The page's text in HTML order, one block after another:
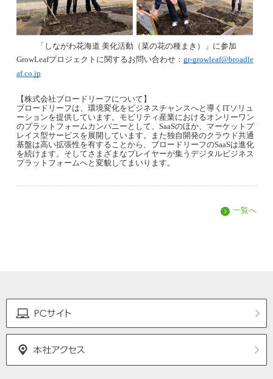
「しながわ花海道 美化活動（菜の花の種まき）」に参加
GrowLeafプロジェクトに関するお問い合わせ： gr-growleaf@broadle
af.co.jp
【株式会社ブロードリーフについて】
ブロードリーフは、環境変化をビジネスチャンスへと導くITソリュ
ーションを提供しています。モビリティ産業におけるオンリーワン
のプラットフォームカンパニーとして、SaaSのほか、マーケットプ
レイス型サービスを展開しています。また独自開発のクラウド共通
基盤は高い拡張性を有することから、ブロードリーフのSaaSは進化
を続けます。そしてさまざまなプレイヤーが集うデジタルビジネス
プラットフォームへと変貌してまいります。
一覧へ